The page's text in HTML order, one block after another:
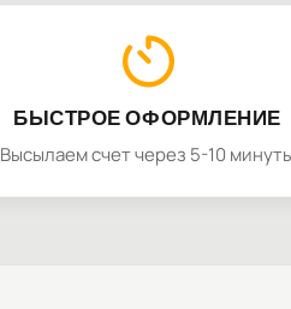
БЫСТРОЕ ОФОРМЛЕНИЕ
Высылаем счет через 5-10